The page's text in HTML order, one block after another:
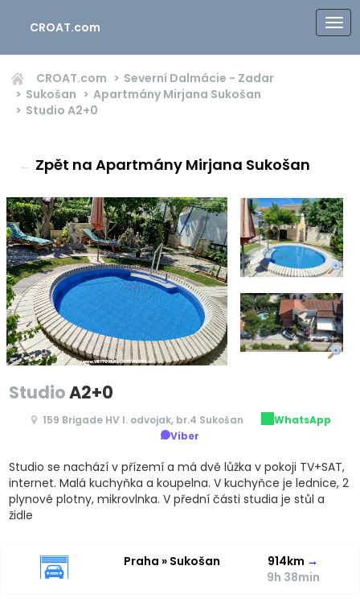
CROAT.com
CROAT.com
Severní Dalmácie - Zadar
Sukošan
Apartmány Mirjana Sukošan
Studio A2+0
← Zpět na Apartmány Mirjana Sukošan
StudioA2+0
159 Brigade HV I. odvojak, br.4 Sukošan
WhatsApp
Viber
Studio se nachází v přízemí a má dvě lůžka v pokoji TV+SAT,
internet. Malá kuchyňka a koupelna. V kuchyňce je lednice, 2
plynové plotny, mikrovlnka. V přední části studia je stůl a
židle
Praha » Sukošan 914km →
9h 38min